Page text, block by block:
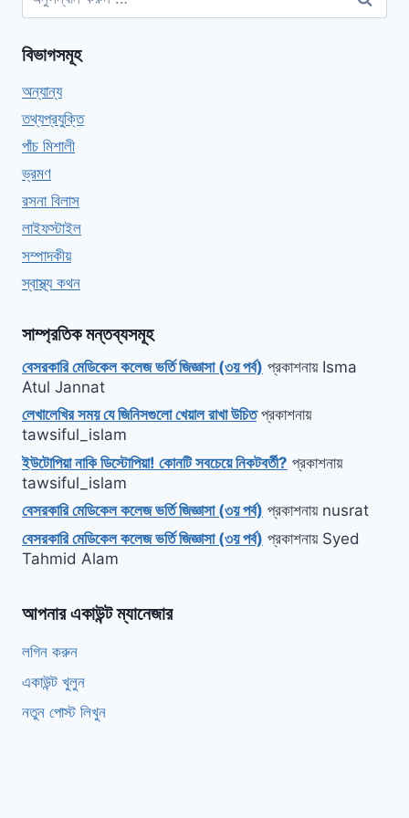
বিভাগসমূহ
অন্যান্য
তথ্যপ্রযুক্তি
পাঁচ মিশালী
ভ্রমণ
রসনা বিলাস
লাইফস্টাইল
সম্পাদকীয়
স্বাস্থ্য কথন
সাম্প্রতিক মন্তব্যসমূহ
বেসরকারি মেডিকেল কলেজ ভর্তি জিজ্ঞাসা (৩য় পর্ব) প্রকাশনায় Isma
Atul Jannat
লেখালেখির সময় যে জিনিসগুলো খেয়াল রাখা উচিতপ্রকাশনায়
tawsiful_islam
ইউটোপিয়া নাকি ডিস্টোপিয়া! কোনটি সবচেয়ে নিকটবর্তী? প্রকাশনায়
tawsiful_islam
বেসরকারি মেডিকেল কলেজ ভর্তি জিজ্ঞাসা (৩য় পর্ব) প্রকাশনায় nusrat
বেসরকারি মেডিকেল কলেজ ভর্তি জিজ্ঞাসা (৩য় পর্ব) প্রকাশনায় Syed
Tahmid Alam
আপনার একাউন্ট ম্যানেজার
লগিন করুন
একাউন্ট খুলুন
নতুন পোস্ট লিখুন